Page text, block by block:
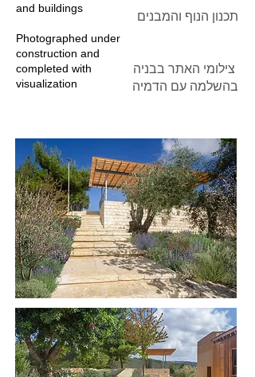
and buildings
Photographed under
construction and
completed with
visualization
תכנון הנוף והמבנים
בהשלמה עם הדמיה